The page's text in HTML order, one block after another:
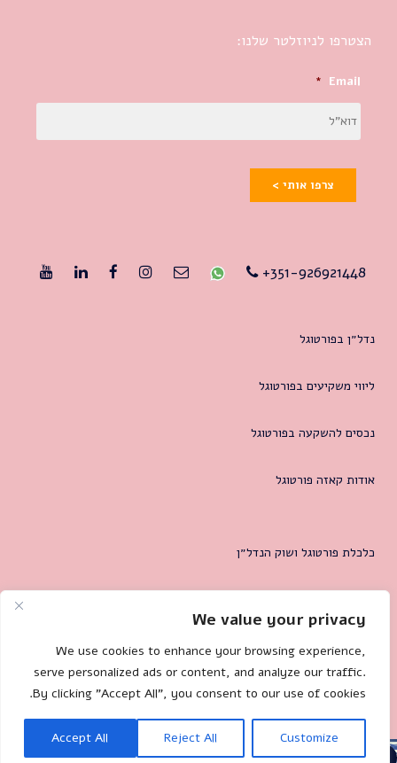
We value your privacy
We use cookies to enhance your browsing experience,
serve personalized ads or content, and analyze our traffic.
By clicking "Accept All", you consent to our use of cookies.
Customize
Reject All
Accept All
הצטרפו לניוזלטר שלנו:
Email
*
צרפו אותי >
351-926921448+
נדל״ן בפורטוגל
ליווי משקיעים בפורטוגל
נכסים להשקעה בפורטוגל
אודות קאזה פורטוגל
כלכלת פורטוגל ושוק הנדל״ן
צרו קשר
🐌 Site by:
Mililand.com